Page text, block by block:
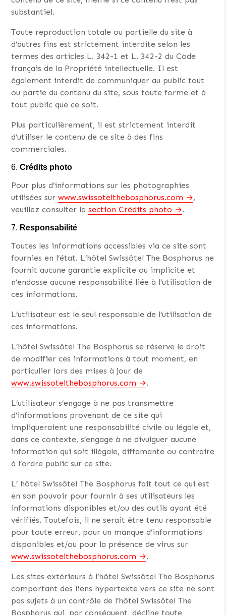
substantiel.
Toute reproduction totale ou partielle du site à
d’autres fins est strictement interdite selon les
termes des articles L. 342-1 et L. 342-2 du Code
français de la Propriété intellectuelle. Il est
également interdit de communiquer au public tout
ou partie du contenu du site, sous toute forme et à
tout public que ce soit.
Plus particulièrement, il est strictement interdit
d’utiliser le contenu de ce site à des fins
commerciales.
Crédits photo
Pour plus d’informations sur les photographies
utilisées surwww.swissotelthebosphorus.com
,
veuillez consulter lasection Crédits photo .
Responsabilité
Toutes les informations accessibles via ce site sont
fournies en l’état. L’hôtel Swissôtel The Bosphorus ne
fournit aucune garantie explicite ou implicite et
n’endosse aucune responsabilité liée à l’utilisation de
ces informations.
L’utilisateur est le seul responsable de l’utilisation de
ces informations.
L’hôtel Swissôtel The Bosphorus se réserve le droit
de modifier ces informations à tout moment, en
particulier lors des mises à jour de
www.swissotelthebosphorus.com
.
L’utilisateur s’engage à ne pas transmettre
d’informations provenant de ce site qui
impliqueraient une responsabilité civile ou légale et,
dans ce contexte, s’engage à ne divulguer aucune
information qui soit illégale, diffamante ou contraire
à l’ordre public sur ce site.
L’ hôtel Swissôtel The Bosphorus fait tout ce qui est
en son pouvoir pour fournir à ses utilisateurs les
informations disponibles et/ou des outils ayant été
vérifiés. Toutefois, il ne serait être tenu responsable
pour toute erreur, pour un manque d’informations
disponibles et/ou pour la présence de virus sur
www.swissotelthebosphorus.com
.
Les sites extérieurs à l’hôtel Swissôtel The Bosphorus
comportant des liens hypertexte vers ce site ne sont
pas sujets à un contrôle de l’hôtel Swissôtel The
Bosphorus qui, par conséquent, décline toute